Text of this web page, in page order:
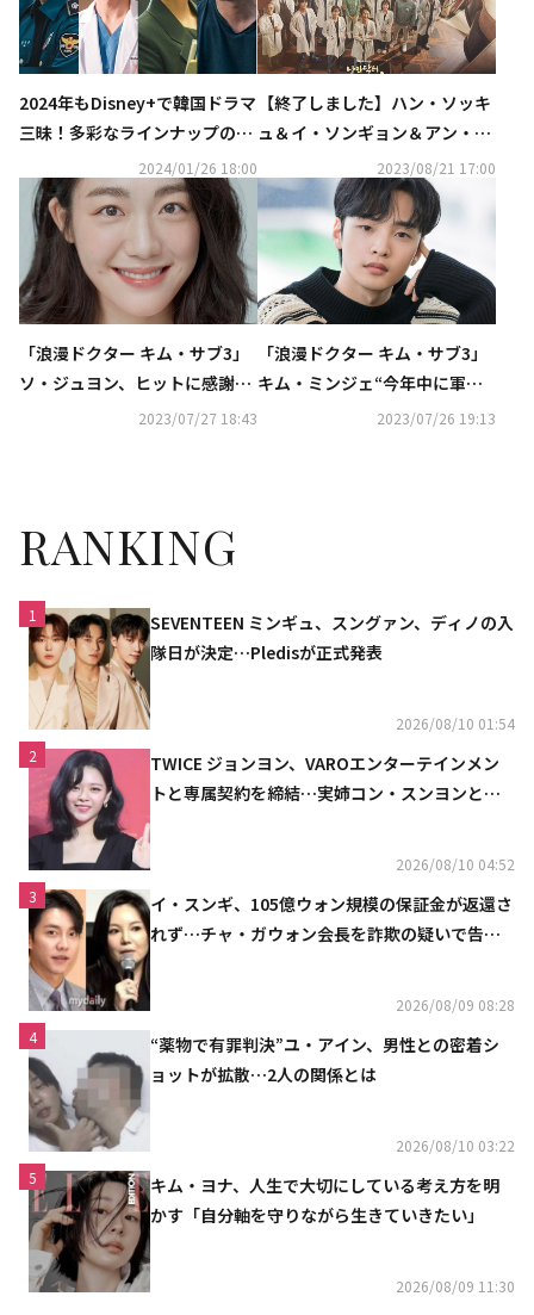
2024年もDisney+で韓国ドラマ
三昧！多彩なラインナップの中
から気分別のおすすめ作品を一
挙紹介
2024/01/26 18:00
【終了しました】ハン・ソッキ
ュ＆イ・ソンギョン＆アン・ヒ
ョソプ直筆サイン入り「浪漫ド
クター キム・サブ3」ポスター
を2名様に！
2023/08/21 17:00
「浪漫ドクター キム・サブ3」
ソ・ジュヨン、ヒットに感謝…
シーズン4にも期待？“皆が集ま
2023/07/27 18:43
「浪漫ドクター キム・サブ3」
キム・ミンジェ“今年中に軍隊
へ…ハン・ソッキュ先輩のユー
2023/07/26 19:13
RANKING
1
SEVENTEEN ミンギュ、スングァン、ディノの入
隊日が決定…Pledisが正式発表
2026/08/10 01:54
2
TWICE ジョンヨン、VAROエンターテインメン
トと専属契約を締結…実姉コン・スンヨンと同
2026/08/10 04:52
3
イ・スンギ、105億ウォン規模の保証金が返還さ
れず…チャ・ガウォン会長を詐欺の疑いで告訴
2026/08/09 08:28
4
“薬物で有罪判決”ユ・アイン、男性との密着シ
ョットが拡散…2人の関係とは
2026/08/10 03:22
5
キム・ヨナ、人生で大切にしている考え方を明
かす「自分軸を守りながら生きていきたい」
2026/08/09 11:30